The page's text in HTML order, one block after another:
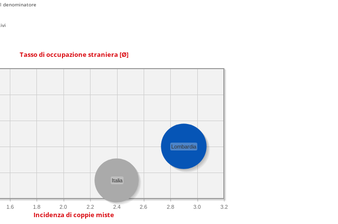
denominatore
Tasso di occupazione straniera [Ø]
1.6 1.8 2.0 2.2 2.4 2.6 2.8 3.0 3.2
Lombardia
Italia
Incidenza di coppie miste